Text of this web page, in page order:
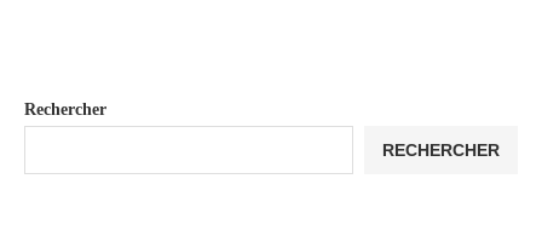
Rechercher
RECHERCHER